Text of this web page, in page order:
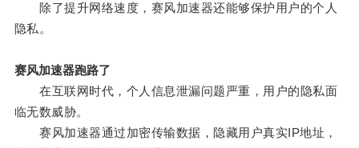
除了提升网络速度，赛风加速器还能够保护用户的个人
隐私。
赛风加速器跑路了
在互联网时代，个人信息泄漏问题严重，用户的隐私面
临无数威胁。
赛风加速器通过加密传输数据，隐藏用户真实IP地址，